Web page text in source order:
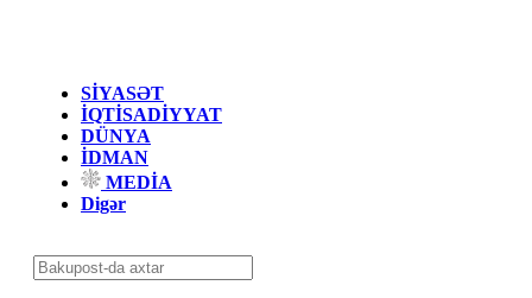
SİYASƏT
İQTİSADİYYAT
DÜNYA
İDMAN
MEDİA
Digər